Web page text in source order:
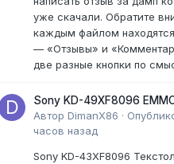
уже скачали. Обратите
каждым файлом
— «Отзывы» и
две разные кнопки по
Sony KD-49XF8096
АвторDimanX86 ·
часов назад
Sony KD-43XF8096